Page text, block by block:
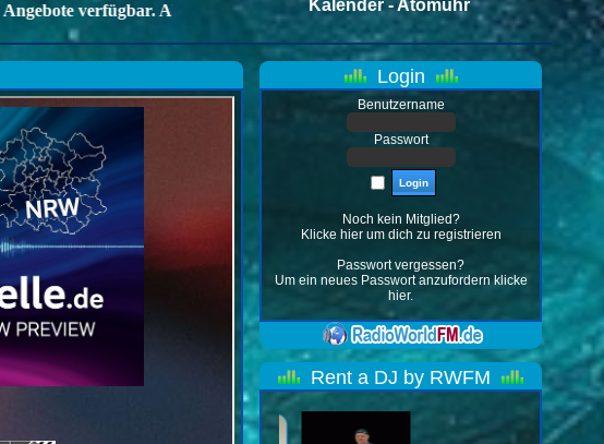
Login
Benutzername
Passwort
Noch kein Mitglied?
Klicke hierum dich zu registrieren
Passwort vergessen?
Um ein neues Passwort anzufordernklicke
hier.
Rent a DJ by RWFM